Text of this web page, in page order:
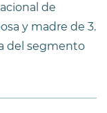
de
y madre de 3.
del segmento